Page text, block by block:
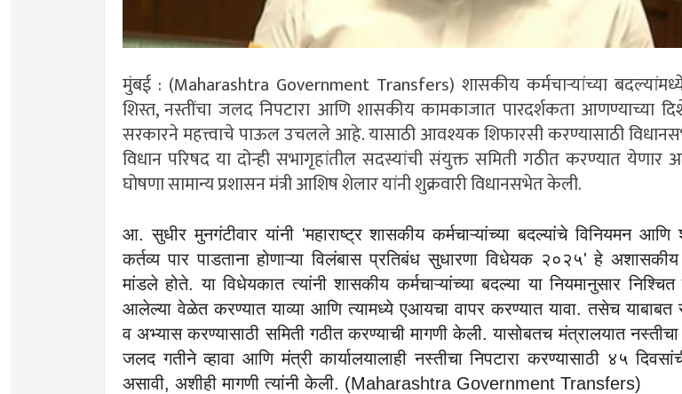
मुंबई : (Maharashtra Government Transfers) शासकीय कर्मचाऱ्यांच्या
शिस्त, नस्तींचा जलद निपटारा आणि शासकीय कामकाजात पारदर्शकता आणण्याच्या
सरकारने महत्त्वाचे पाऊल उचलले आहे. यासाठी आवश्यक शिफारसी करण्यासाठी
विधान परिषद या दोन्ही सभागृहांतील सदस्यांची संयुक्त समिती गठीत करण्यात येणार
घोषणा सामान्य प्रशासन मंत्री आशिष शेलार यांनी शुक्रवारी विधानसभेत केली.
आ. सुधीर मुनगंटीवार यांनी 'महाराष्ट्र शासकीय कर्मचाऱ्यांच्या बदल्यांचे विनियमन आणि
कर्तव्य पार पाडताना होणाऱ्या विलंबास प्रतिबंध सुधारणा विधेयक २०२५' हे
मांडले होते. या विधेयकात त्यांनी शासकीय कर्मचाऱ्यांच्या बदल्या या नियमानुसार
आलेल्या वेळेत करण्यात याव्या आणि त्यामध्ये एआयचा वापर करण्यात यावा. तसेच याबाबत
व अभ्यास करण्यासाठी समिती गठीत करण्याची मागणी केली. यासोबतच मंत्रालयात नस्तीचा
जलद गतीने व्हावा आणि मंत्री कार्यालयालाही नस्तीचा निपटारा करण्यासाठी ४५
असावी, अशीही मागणी त्यांनी केली. (Maharashtra Government Transfers)